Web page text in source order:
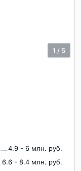
1 / 5
4.9 - 6 млн. руб.
6.6 - 8.4 млн. руб.